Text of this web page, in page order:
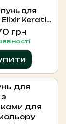
для
Elixir Keratin
грн